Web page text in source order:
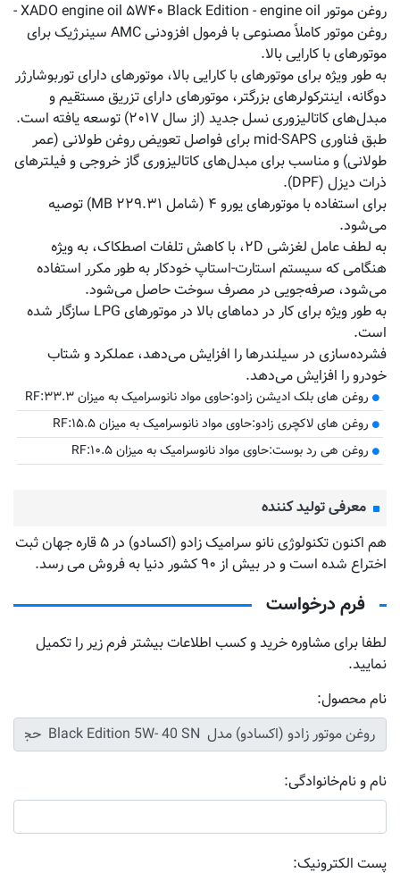
روغن موتور XADO engine oil ۵W۴۰ Black Edition - engine oil -
روغن موتور کاملاً مصنوعی با فرمول افزودنی AMC سینرژیک برای
موتورهای با کارایی بالا.
به طور ویژه برای موتورهای با کارایی بالا، موتورهای دارای توربوشارژر
دوگانه، اینترکولرهای بزرگتر، موتورهای دارای تزریق مستقیم و
مبدل‌های کاتالیزوری نسل جدید (از سال ۲۰۱۷) توسعه یافته است.
طبق فناوری mid-SAPS برای فواصل تعویض روغن طولانی (عمر
طولانی) و مناسب برای مبدل‌های کاتالیزوری گاز خروجی و فیلترهای
ذرات دیزل (DPF).
برای استفاده با موتورهای یورو ۴ (شامل MB ۲۲۹.۳۱) توصیه
می‌شود.
به لطف عامل لغزشی ۲D، با کاهش تلفات اصطکاک، به ویژه
هنگامی که سیستم استارت-استاپ خودکار به طور مکرر استفاده
می‌شود، صرفه‌جویی در مصرف سوخت حاصل می‌شود.
به طور ویژه برای کار در دماهای بالا در موتورهای LPG سازگار شده
است.
فشرده‌سازی در سیلندرها را افزایش می‌دهد، عملکرد و شتاب
خودرو را افزایش می‌دهد.
روغن های بلک ادیشن زادو:حاوی مواد نانوسرامیک به میزان RF:۳۳.۳
روغن های لاکچری زادو:حاوی مواد نانوسرامیک به میزان RF:۱۵.۵
روغن هی رد بوست:حاوی مواد نانوسرامیک به میزان RF:۱۰.۵
معرفی تولید کننده
هم اکنون تکنولوژی نانو سرامیک زادو (اکسادو) در ۵ قاره جهان ثبت
اختراع شده است و در بیش از ۹۰ کشور دنیا به فروش می رسد.
فرم درخواست
لطفا برای مشاوره خرید و کسب اطلاعات بیشتر فرم زیر را تکمیل
نمایید.
نام محصول:
نام و نام‌خانوادگی:
پست الکترونیک: